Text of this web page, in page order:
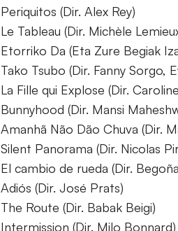
Periquitos (Dir. Alex Rey)
Le Tableau (Dir. Michèle
Etorriko Da (Eta Zure Begiak
Tako Tsubo (Dir. Fanny Sorgo,
La Fille qui Explose (Dir.
Bunnyhood (Dir. Mansi
Amanhã Não Dão Chuva (Dir.
Silent Panorama (Dir. Nicolas
El cambio de rueda (Dir.
Adiós (Dir. José Prats)
The Route (Dir. Babak Beigi)
Intermission (Dir. Milo Bonnard)